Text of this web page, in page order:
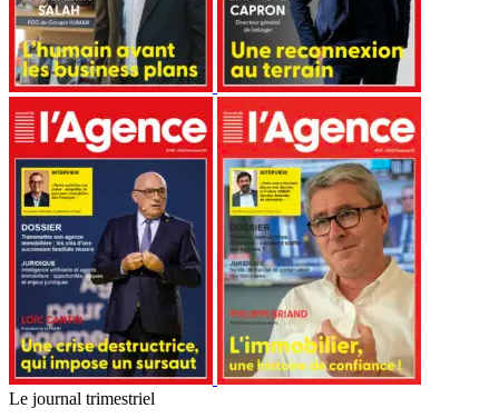
Le journal trimestriel